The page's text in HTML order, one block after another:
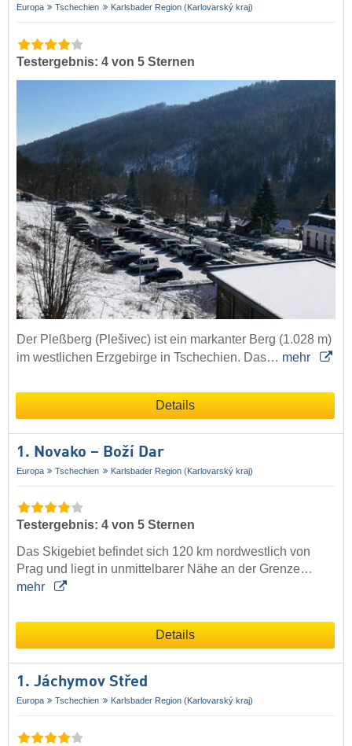
Europa Tschechien Karlsbader Region (Karlovarský kraj)
Testergebnis: 4 von 5 Sternen
Der Pleßberg (Plešivec) ist ein markanter Berg (1.028 m)
im westlichen Erzgebirge in Tschechien. Das… mehr
Details
1. Novako – Boží Dar
Europa Tschechien Karlsbader Region (Karlovarský kraj)
Testergebnis: 4 von 5 Sternen
Das Skigebiet befindet sich 120 km nordwestlich von
Prag und liegt in unmittelbarer Nähe an der Grenze…
mehr
Details
1. Jáchymov Střed
Europa Tschechien Karlsbader Region (Karlovarský kraj)